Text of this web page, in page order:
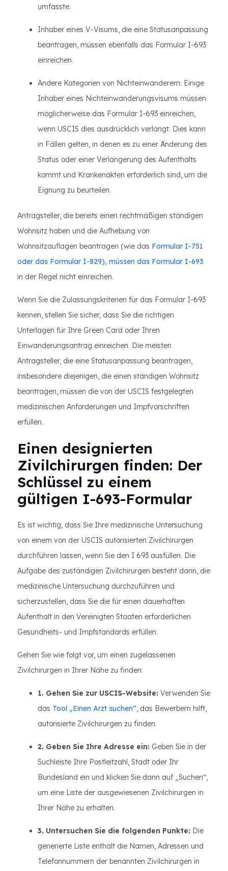
umfasste.
Inhaber eines V-Visums, die eine Statusanpassung
beantragen, müssen ebenfalls das Formular I-693
einreichen.
Andere Kategorien von Nichteinwanderern: Einige
Inhaber eines Nichteinwanderungsvisums müssen
möglicherweise das Formular I-693 einreichen,
wenn USCIS dies ausdrücklich verlangt. Dies kann
in Fällen gelten, in denen es zu einer Änderung des
Status oder einer Verlängerung des Aufenthalts
kommt und Krankenakten erforderlich sind, um die
Eignung zu beurteilen.
Antragsteller, die bereits einen rechtmäßigen ständigen
Wohnsitz haben und die Aufhebung von
Wohnsitzauflagen beantragen (wie das Formular I-751
oder das Formular I-829), müssen das Formular I-693
in der Regel nicht einreichen.
Wenn Sie die Zulassungskriterien für das Formular I-693
kennen, stellen Sie sicher, dass Sie die richtigen
Unterlagen für Ihre Green Card oder Ihren
Einwanderungsantrag einreichen. Die meisten
Antragsteller, die eine Statusanpassung beantragen,
insbesondere diejenigen, die einen ständigen Wohnsitz
beantragen, müssen die von der USCIS festgelegten
medizinischen Anforderungen und Impfvorschriften
erfüllen.
Einen designierten
Zivilchirurgen finden: Der
Schlüssel zu einem
gültigen I-693-Formular
Es ist wichtig, dass Sie Ihre medizinische Untersuchung
von einem von der USCIS autorisierten Zivilchirurgen
durchführen lassen, wenn Sie den I 693 ausfüllen. Die
Aufgabe des zuständigen Zivilchirurgen besteht darin, die
medizinische Untersuchung durchzuführen und
sicherzustellen, dass Sie die für einen dauerhaften
Aufenthalt in den Vereinigten Staaten erforderlichen
Gesundheits- und Impfstandards erfüllen.
Gehen Sie wie folgt vor, um einen zugelassenen
Zivilchirurgen in Ihrer Nähe zu finden:
1. Gehen Sie zur USCIS-Website: Verwenden Sie
das Tool „Einen Arzt suchen“, das Bewerbern hilft,
autorisierte Zivilchirurgen zu finden.
2. Geben Sie Ihre Adresse ein: Geben Sie in der
Suchleiste Ihre Postleitzahl, Stadt oder Ihr
Bundesland ein und klicken Sie dann auf „Suchen“,
um eine Liste der ausgewiesenen Zivilchirurgen in
Ihrer Nähe zu erhalten.
3. Untersuchen Sie die folgenden Punkte: Die
generierte Liste enthält die Namen, Adressen und
Telefonnummern der benannten Zivilchirurgen in